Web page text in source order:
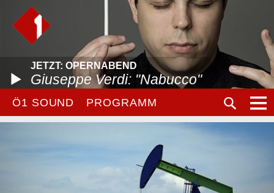
JETZT: OPERNABEND
Giuseppe Verdi: "Nabucco"
Ö1 SOUND PROGRAMM